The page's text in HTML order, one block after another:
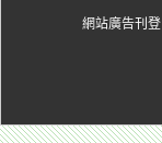
網站廣告刊登